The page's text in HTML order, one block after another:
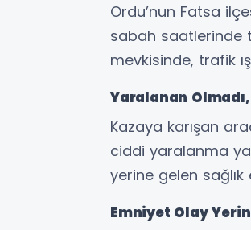
Ordu’nun Fatsa
sabah saatlerinde
mevkisinde, trafik
Yaralanan
Kazaya karışan
ciddi yaralanma
yerine gelen
Emniyet Olay